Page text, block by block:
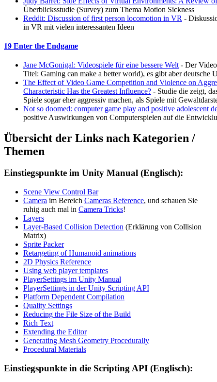
Überblicksstudie (Survey) zum Thema Motion Sickness
Reddit: Discussion of first person locomotion in VR -
in VR mit vielen interessanten Ideen
19 Enter the Endgame
Jane McGonigal: Videospiele für eine bessere Welt - Der
Titel: Gaming can make a better world), es gibt aber deutsche
The Effect of Video Game Competition and Violence on
Characteristic Has the Greatest Influence? - Studie die zeigt,
Spiele sogar eher aggressiv machen, als Spiele mit
Not so doomed: computer game play and positive adolescent
positive Auswirkungen von Computerspielen auf die
Übersicht der Links nach Kategorien /
Themen
Einstiegspunkte im Unity Manual (Englisch):
Scene View Control Bar
Camera im Bereich Cameras Reference, und schauen Sie
ruhig auch mal in Camera Tricks!
Layers
Layer-Based Collision Detection (Erklärung von Collision
Matrix)
Sprite Packer
Retargeting of Humanoid animations
2D Physics Reference
Using web player templates
PlayerSettings im Unity Manual
PlayerSettings in der Unity Scripting API
Platform Dependent Compilation
Quality Settings
Reducing the File Size of the Build
Rich Text
Extending the Editor
Generating Mesh Geometry Procedurally
Procedural Materials
Einstiegspunkte in die Scripting API (Englisch):